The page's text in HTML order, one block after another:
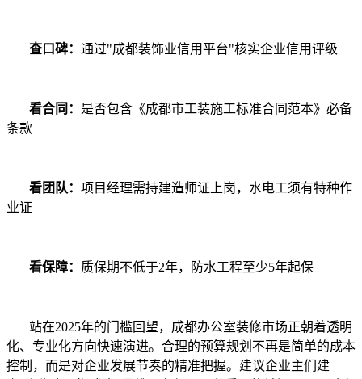
查口碑： 通过"成都装饰业信用平台"核实企业信用评级
看合同： 是否包含《成都市工装施工标准合同范本》必备
条款
看团队： 项目经理需持建造师证上岗，水电工须有特种作
业证
看保障： 质保期不低于2年，防水工程至少5年起保
站在2025年的门槛回望，成都办公室装修市场正朝着透明
化、专业化方向快速演进。合理的预算规划不再是简单的成本
控制，而是对企业发展节奏的精准把握。建议企业主们建